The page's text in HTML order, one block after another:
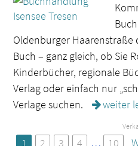
Oldenburger Haarenstraße
Buch – ganz gleich, ob Sie
Kinderbücher, regionale
Verlag oder einfach nur
Verlage suchen.
weiter
1 2 3 4 … 10